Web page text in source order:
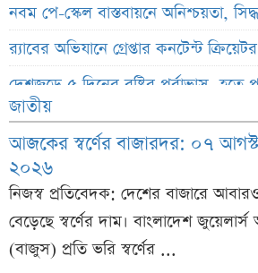
নবম পে-স্কেল বাস্তবায়নে অনিশ্চয়তা,
র‍্যাবের অভিযানে গ্রেপ্তার কনটেন্ট
দেশজুড়ে ৫ দিনের বৃষ্টির পূর্বাভাস, হতে
সবজির বাজারে স্বস্তি নেই, চড়া মাছ-
দেশের বাজারে আবার কমল সোনার
হাজার ২৬৬ টাকা
এক দিনেই দুবার সূর্যাস্ত হয় যে গ্রামে
আজকের সকল দেশের টাকার রেট: ০৭
জাতীয়
আজকের স্বর্ণের বাজারদর: ০৭ আগস্ট
২০২৬
নিজস্ব প্রতিবেদক: দেশের বাজারে
বেড়েছে স্বর্ণের দাম। বাংলাদেশ
(বাজুস) প্রতি ভরি স্বর্ণের ...